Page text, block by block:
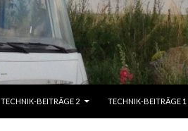
TECHNIK-BEITRÄGE 2 TECHNIK-BEITRÄGE 1